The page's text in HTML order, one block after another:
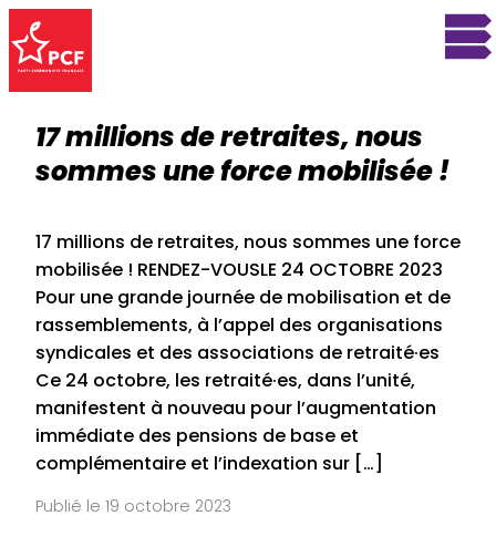
17 millions de retraites, nous
sommes une force mobilisée !
17 millions de retraites, nous sommes une force
mobilisée ! RENDEZ-VOUSLE 24 OCTOBRE 2023
Pour une grande journée de mobilisation et de
rassemblements, à l’appel des organisations
syndicales et des associations de retraité·es
Ce 24 octobre, les retraité·es, dans l’unité,
manifestent à nouveau pour l’augmentation
immédiate des pensions de base et
complémentaire et l’indexation sur […]
Publié le 19 octobre 2023